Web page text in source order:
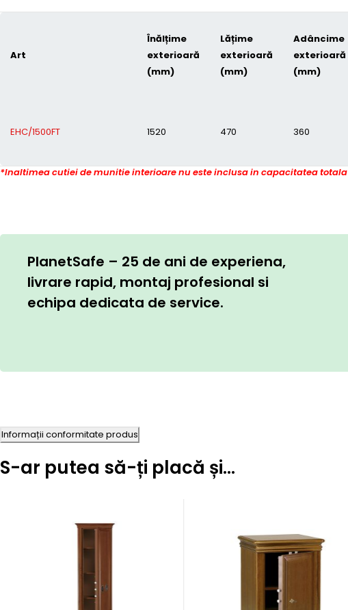
Art
Înălțime
exterioară
(mm)
Lățime
exterioară
(mm)
Adâncime
exterioară
(mm)
EHC/1500FT 1520 470 360
*Inaltimea cutiei de munitie interioare nu este inclusa in capacitatea totala
PlanetSafe – 25 de ani de experiena,
livrare rapid, montaj profesional si
echipa dedicata de service.
Informații conformitate produs
S-ar putea să-ți placă și…